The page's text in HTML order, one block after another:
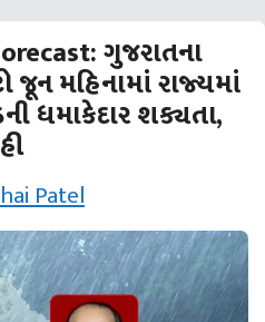
ગુજરાતના
જૂન મહિનામાં રાજ્યમાં
ધમાકેદાર શક્યતા,
Patel